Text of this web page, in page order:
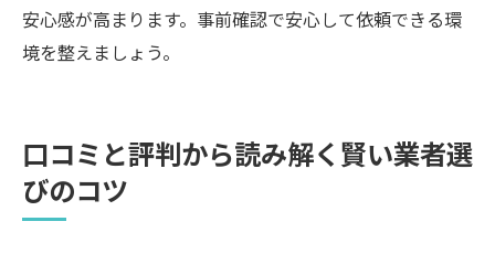
安心感が高まります。事前確認で安心して依頼できる環
境を整えましょう。
口コミと評判から読み解く賢い業者選
びのコツ